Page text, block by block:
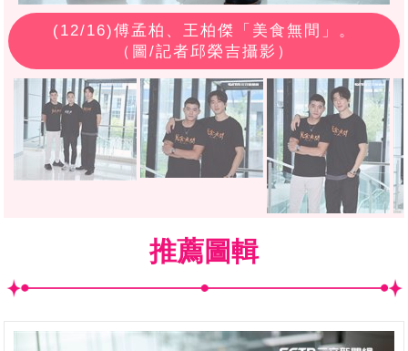
(12/16)傅孟柏、王柏傑「美食無間」。
（圖/記者邱榮吉攝影）
推薦圖輯